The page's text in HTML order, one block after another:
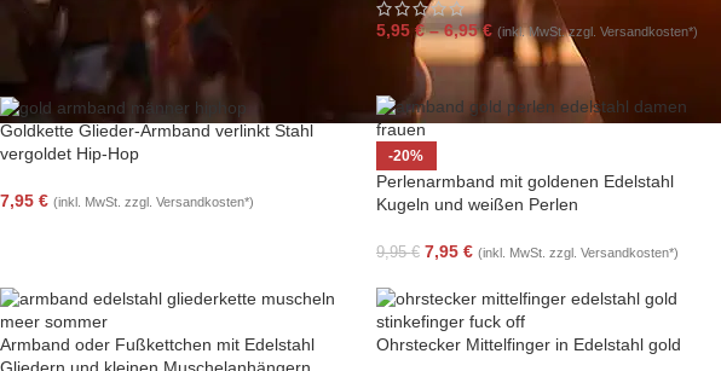
5,95 € –6,95€ (inkl. MwSt. zzgl. Versandkosten*)
Goldkette Glieder-Armband verlinkt Stahl
vergoldet Hip-Hop
7,95 € (inkl. MwSt. zzgl. Versandkosten*)
-20%
Perlenarmband mit goldenen Edelstahl
Kugeln und weißen Perlen
9,95€ 7,95 € (inkl. MwSt. zzgl. Versandkosten*)
Armband oder Fußkettchen mit Edelstahl
Ohrstecker Mittelfinger in Edelstahl gold